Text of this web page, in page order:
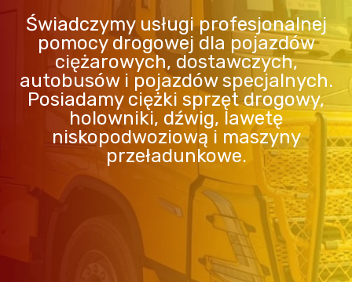
Świadczymy usługi profesjonalnej
pomocy drogowej dla pojazdów
ciężarowych, dostawczych,
autobusów i pojazdów specjalnych.
Posiadamy ciężki sprzęt drogowy,
holowniki, dźwig, lawetę
niskopodwoziową i maszyny
przeładunkowe.